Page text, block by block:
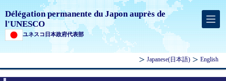
Délégation permanente du Japon auprès de
l'UNESCO
ユネスコ日本政府代表部
Japanese(日本語) English